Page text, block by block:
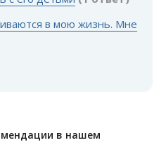
в мою жизнь. Мне
в нашем